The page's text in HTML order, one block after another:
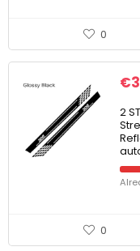
0
€
2
0